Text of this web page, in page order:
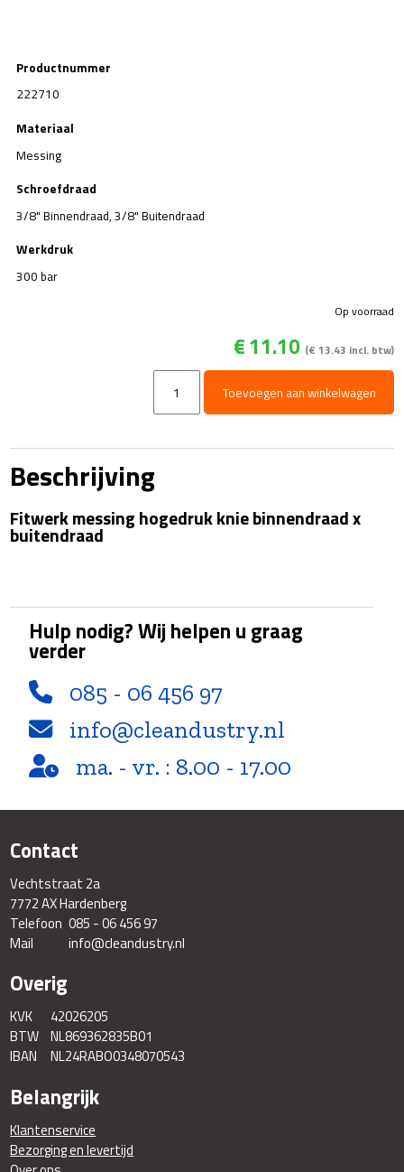
Productnummer
222710
Materiaal
Messing
Schroefdraad
3/8" Binnendraad, 3/8" Buitendraad
Werkdruk
300 bar
€11.10 (€ 13.43 incl. btw)
Op voorraad
messing
Bar
3/8"Bi
Toevoegen aan winkelwagen
Beschrijving
Fitwerk messing hogedruk knie binnendraad x
buitendraad
Hulp nodig? Wij helpen u graag
verder
085 - 06 456 97
info@cleandustry.nl
ma. - vr. : 8.00 - 17.00
Contact
Vechtstraat 2a
7772 AX Hardenberg
Telefoon 085 - 06 456 97
Mail
info@cleandustry.nl
Overig
KVK
42026205
BTW NL869362835B01
IBAN
NL24RABO0348070543
Belangrijk
Klantenservice
Bezorging en levertijd